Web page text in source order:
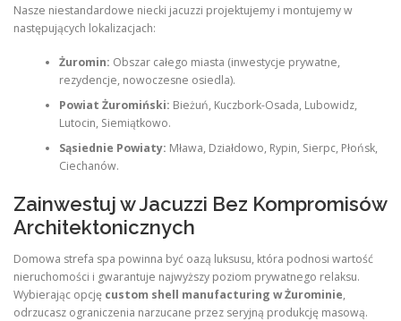
Nasze niestandardowe niecki jacuzzi projektujemy i montujemy w
następujących lokalizacjach:
Żuromin: Obszar całego miasta (inwestycje prywatne,
rezydencje, nowoczesne osiedla).
Powiat Żuromiński: Bieżuń, Kuczbork-Osada, Lubowidz,
Lutocin, Siemiątkowo.
Sąsiednie Powiaty: Mława, Działdowo, Rypin, Sierpc, Płońsk,
Ciechanów.
Zainwestuj w Jacuzzi Bez Kompromisów
Architektonicznych
Domowa strefa spa powinna być oazą luksusu, która podnosi wartość
nieruchomości i gwarantuje najwyższy poziom prywatnego relaksu.
Wybierając opcję custom shell manufacturing w Żurominie,
odrzucasz ograniczenia narzucane przez seryjną produkcję masową.